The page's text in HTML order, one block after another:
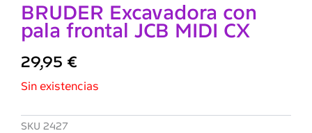
BRUDER Excavadora con
pala frontal JCB MIDI CX
29,95 €
Sin existencias
SKU 2427